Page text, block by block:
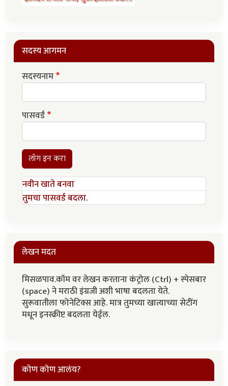
सदस्य आगमन
सदस्यनाम
पासवर्ड
लॉग इन करा
नवीन खाते बनवा
तुमचा पासवर्ड बदला.
लेखन मदत
मिसळपाव.कॉम वर लेखन करताना कंट्रोल (Ctrl) + स्पेसबार
(space) ने मराठी इंग्रजी अशी भाषा बदलता येते.
सुरूवातीला फोनेटिक्स आहे. मात्र तुमच्या खात्याच्या सेटींग
मधून इनस्क्रीप्ट बदलता येईल.
कोण कोण आलंय?